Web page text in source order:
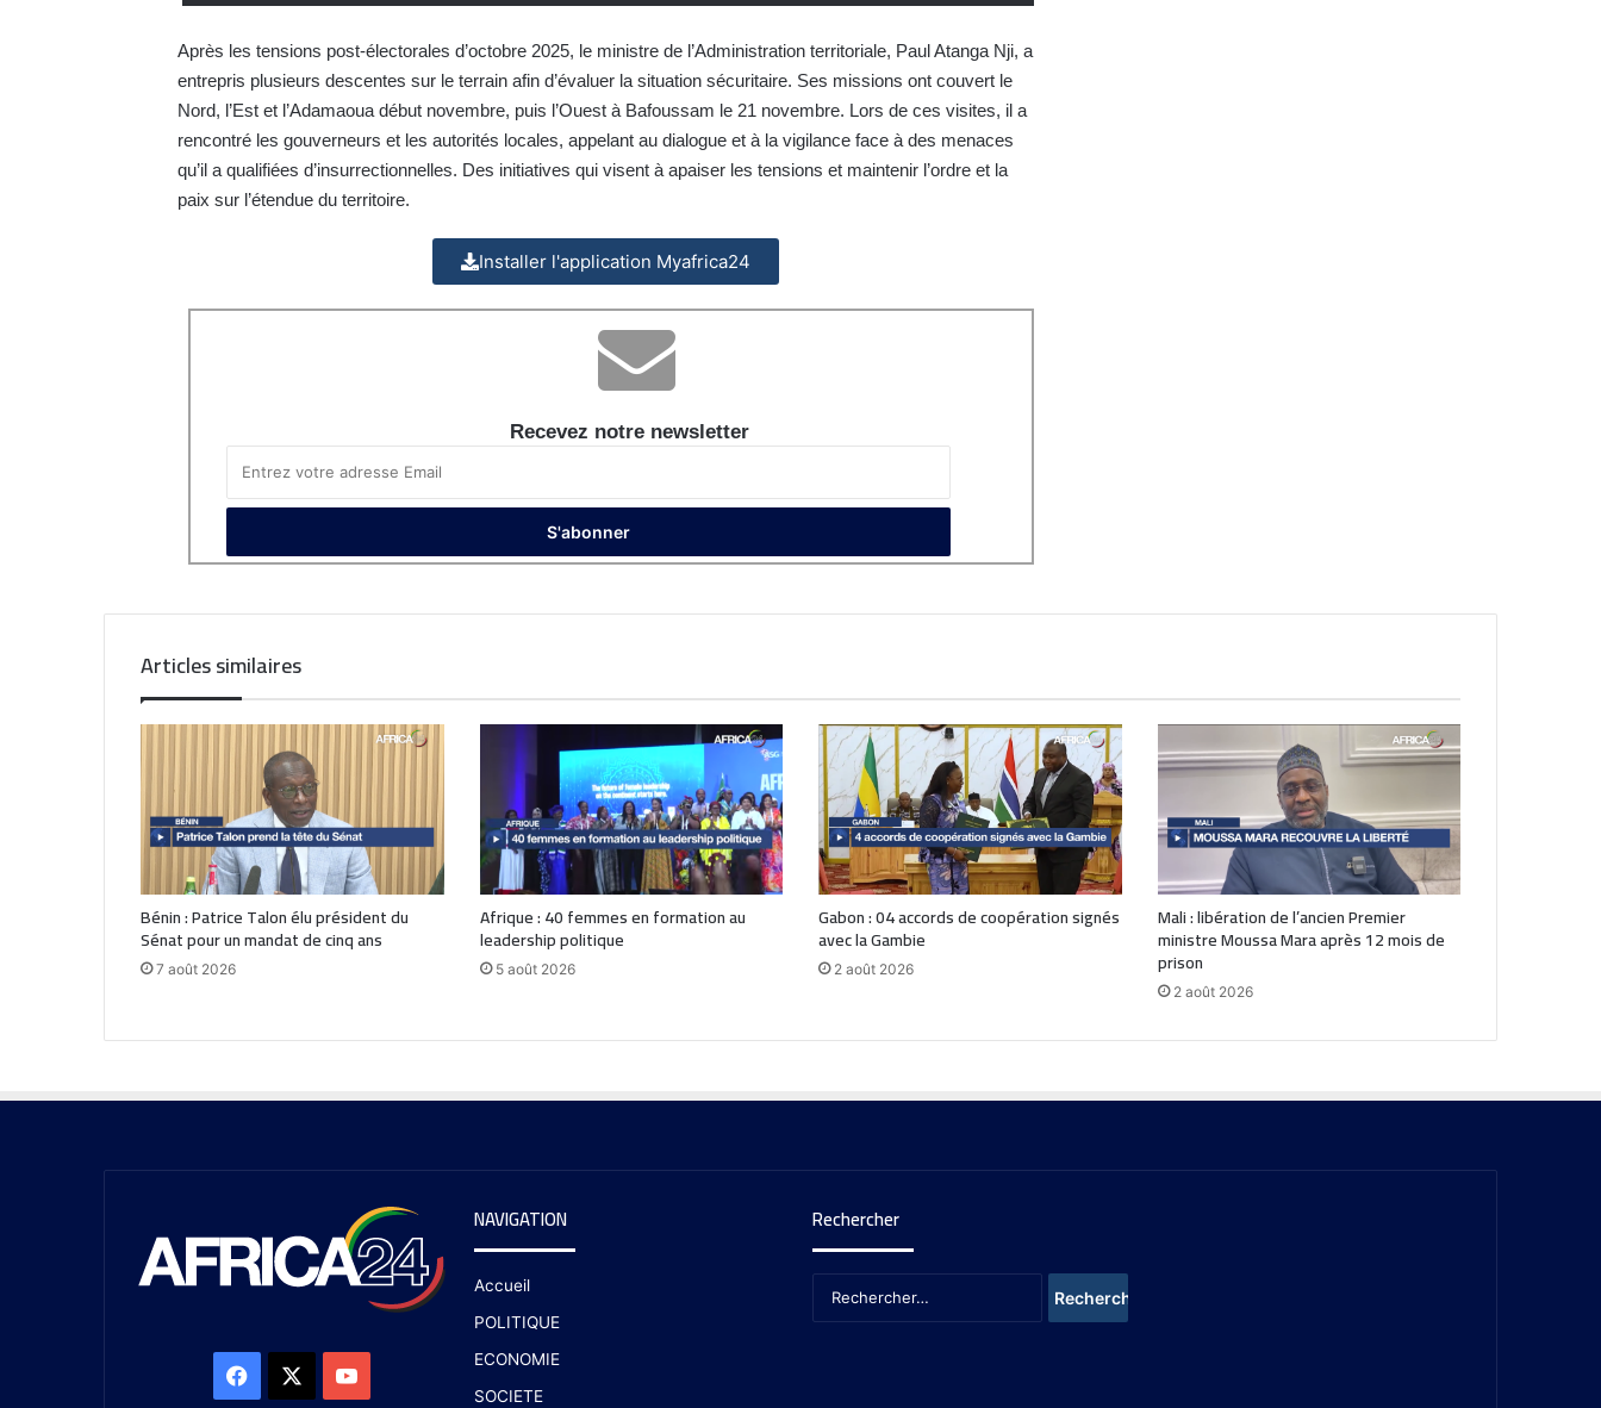
Après les tensions post-électorales d’octobre 2025, le ministre de l’Administration territoriale, Paul Atanga Nji, a
entrepris plusieurs descentes sur le terrain afin d’évaluer la situation sécuritaire. Ses missions ont couvert le
Nord, l’Est et l’Adamaoua début novembre, puis l’Ouest à Bafoussam le 21 novembre. Lors de ces visites, il a
rencontré les gouverneurs et les autorités locales, appelant au dialogue et à la vigilance face à des menaces
qu’il a qualifiées d’insurrectionnelles. Des initiatives qui visent à apaiser les tensions et maintenir l’ordre et la
paix sur l’étendue du territoire.
Installer l'application Myafrica24
Recevez notre newsletter
Articles similaires
Bénin : Patrice Talon élu président du
Sénat pour un mandat de cinq ans
7 août 2026
Afrique : 40 femmes en formation au
leadership politique
5 août 2026
Gabon : 04 accords de coopération signés
avec la Gambie
2 août 2026
Mali : libération de l’ancien Premier
ministre Moussa Mara après 12 mois de
prison
2 août 2026
NAVIGATION
Accueil
POLITIQUE
ECONOMIE
SOCIETE
Rechercher